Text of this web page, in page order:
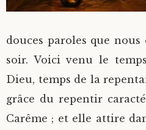
Père Héliodore
douces paroles que nous
soir. Voici venu le
Dieu, temps de la
grâce du repentir
Carême ; et elle attire